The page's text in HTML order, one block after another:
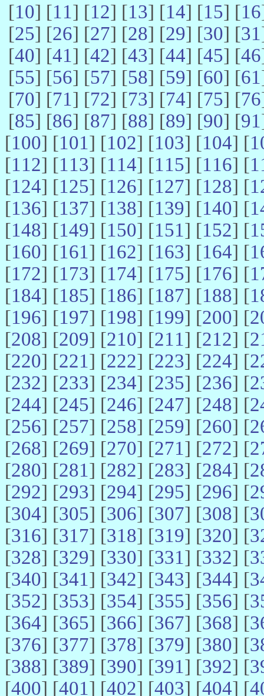
[10] [11] [12] [13] [14] [15] [16
[25] [26] [27] [28] [29] [30] [31
[40] [41] [42] [43] [44] [45] [46
[55] [56] [57] [58] [59] [60] [61
[70] [71] [72] [73] [74] [75] [76
[85] [86] [87] [88] [89] [90] [91
[100] [101] [102] [103] [104] [
[112] [113] [114] [115] [116] [
[124] [125] [126] [127] [128] [
[136] [137] [138] [139] [140] [
[148] [149] [150] [151] [152] [
[160] [161] [162] [163] [164] [
[172] [173] [174] [175] [176] [
[184] [185] [186] [187] [188] [
[196] [197] [198] [199] [200] [
[208] [209] [210] [211] [212] [
[220] [221] [222] [223] [224] [
[232] [233] [234] [235] [236] [
[244] [245] [246] [247] [248] [
[256] [257] [258] [259] [260] [
[268] [269] [270] [271] [272] [
[280] [281] [282] [283] [284] [
[292] [293] [294] [295] [296] [
[304] [305] [306] [307] [308] [
[316] [317] [318] [319] [320] [
[328] [329] [330] [331] [332] [
[340] [341] [342] [343] [344] [
[352] [353] [354] [355] [356] [
[364] [365] [366] [367] [368] [
[376] [377] [378] [379] [380] [
[388] [389] [390] [391] [392] [
[400] [401] [402] [403] [404] [